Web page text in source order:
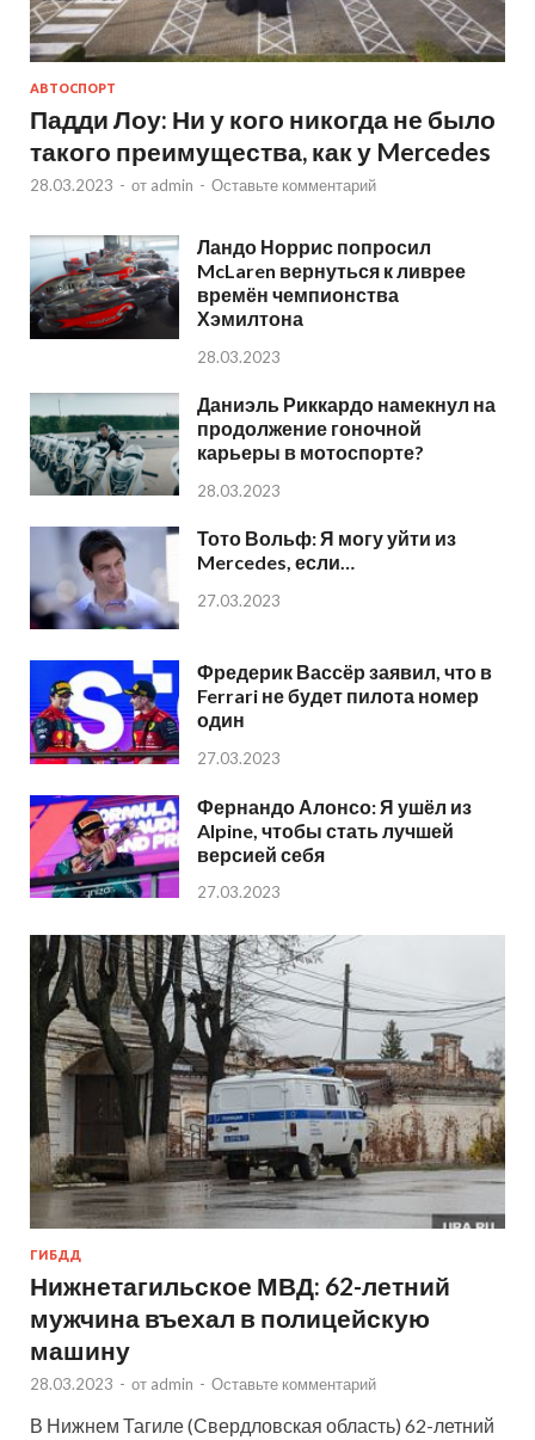
АВТОСПОРТ
Падди Лоу: Ни у кого никогда не было
такого преимущества, как у Mercedes
28.03.2023 - от admin - Оставьте комментарий
Ландо Норрис попросил
McLaren вернуться к ливрее
времён чемпионства
Хэмилтона
28.03.2023
Даниэль Риккардо намекнул на
продолжение гоночной
карьеры в мотоспорте?
28.03.2023
Тото Вольф: Я могу уйти из
Mercedes, если…
27.03.2023
Фредерик Вассёр заявил, что в
Ferrari не будет пилота номер
один
27.03.2023
Фернандо Алонсо: Я ушёл из
Alpine, чтобы стать лучшей
версией себя
27.03.2023
ГИБДД
Нижнетагильское МВД: 62-летний
мужчина въехал в полицейскую
машину
28.03.2023 - от admin - Оставьте комментарий
В Нижнем Тагиле (Свердловская область) 62-летний